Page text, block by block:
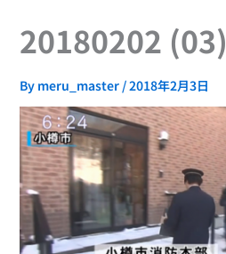
20180202 (03)
By meru_master /2018年2月3日